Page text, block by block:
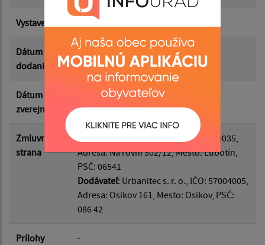
Suma do:
Vystavená 23.06.2026
Dátum
dodania
23.07.2026
Dátum
zverejnenia
29.06.2026
Zmluvná
strana
: Obec Ľubotín, IČO: 00330035,
Adresa: Na rovni 302/12, Mesto: Ľubotín,
PSČ: 06541
Dodávateľ: Urbanitec s. r. o., IČO: 57004005,
Adresa: Osikov 161, Mesto: Osikov, PSČ:
086 42
Prílohy -